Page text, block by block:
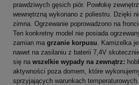
prawdziwych gęsich piór. Powłokę
wewnętrzną wykonano z poliestru. Dzięki
zimna. Ogrzewanie poprowadzono na
Ten konkretny model nie posiada
zamian ma grzanie korpusu . Kamizelka
nawet na zasilaniu z baterii 7,4V
się na wszelkie wypady na zewnątrz:
aktywności poza domem, które
sprzyjających warunkach